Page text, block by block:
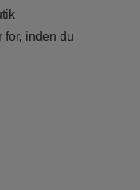
for, inden du